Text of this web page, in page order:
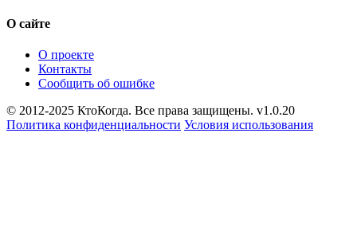
О сайте
О проекте
Контакты
Сообщить об ошибке
© 2012-2025 КтоКогда. Все права защищены. v1.0.20
Политика конфиденциальности Условия использования